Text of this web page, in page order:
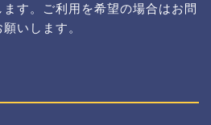
す。ご利用を希望の場合はお問
いします。